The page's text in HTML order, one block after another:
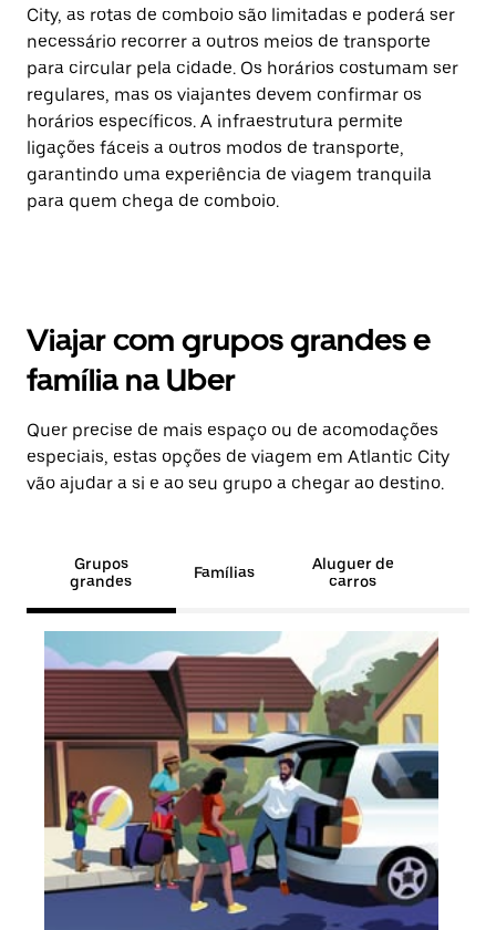
City, as rotas de comboio são limitadas e poderá ser
necessário recorrer a outros meios de transporte
para circular pela cidade. Os horários costumam ser
regulares, mas os viajantes devem confirmar os
horários específicos. A infraestrutura permite
ligações fáceis a outros modos de transporte,
garantindo uma experiência de viagem tranquila
para quem chega de comboio.
Viajar com grupos grandes e
família na Uber
Quer precise de mais espaço ou de acomodações
especiais, estas opções de viagem em Atlantic City
vão ajudar a si e ao seu grupo a chegar ao destino.
Grupos
grandes
Famílias
Aluguer de
carros